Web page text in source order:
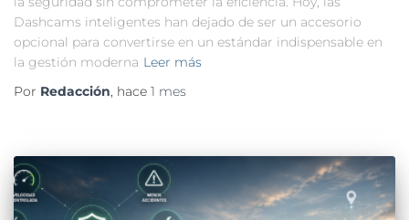
Dashcams inteligentes han dejado de ser un accesorio
opcional para convertirse en un estándar indispensable en
la gestión moderna Leer más
Por Redacción, hace 1 mes